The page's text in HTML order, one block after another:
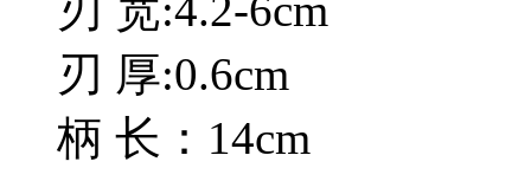
刃 厚:0.6cm
柄 长：14cm